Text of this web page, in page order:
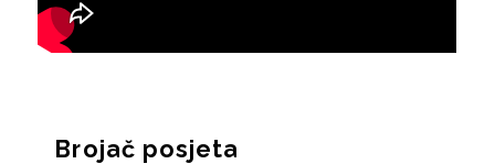
Brojač posjeta